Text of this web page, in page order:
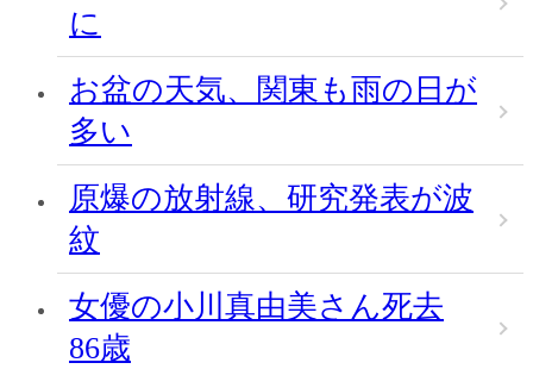
に
お盆の天気、関東も雨の日が
多い
原爆の放射線、研究発表が波
紋
女優の小川真由美さん死去
86歳